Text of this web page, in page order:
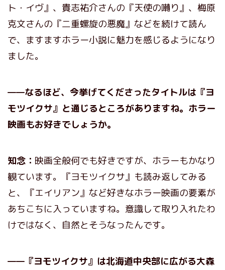
ト・イヴ』、貴志祐介さんの『天使の囀り』、梅原
克文さんの『二重螺旋の悪魔』などを続けて読ん
で、ますますホラー小説に魅力を感じるようになり
ました。
——なるほど、今挙げてくださったタイトルは『ヨ
モツイクサ』と通じるところがありますね。ホラー
映画もお好きでしょうか。
知念： 映画全般何でも好きですが、ホラーもかなり
観ています。『ヨモツイクサ』も読み返してみる
と、『エイリアン』など好きなホラー映画の要素が
あちこちに入っていますね。意識して取り入れたわ
けではなく、自然とそうなったんです。
——『ヨモツイクサ』は北海道中央部に広がる大森